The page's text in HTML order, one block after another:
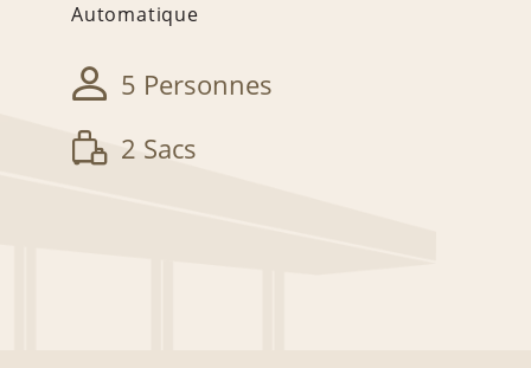
Automatique
5 Personnes
2 Sacs